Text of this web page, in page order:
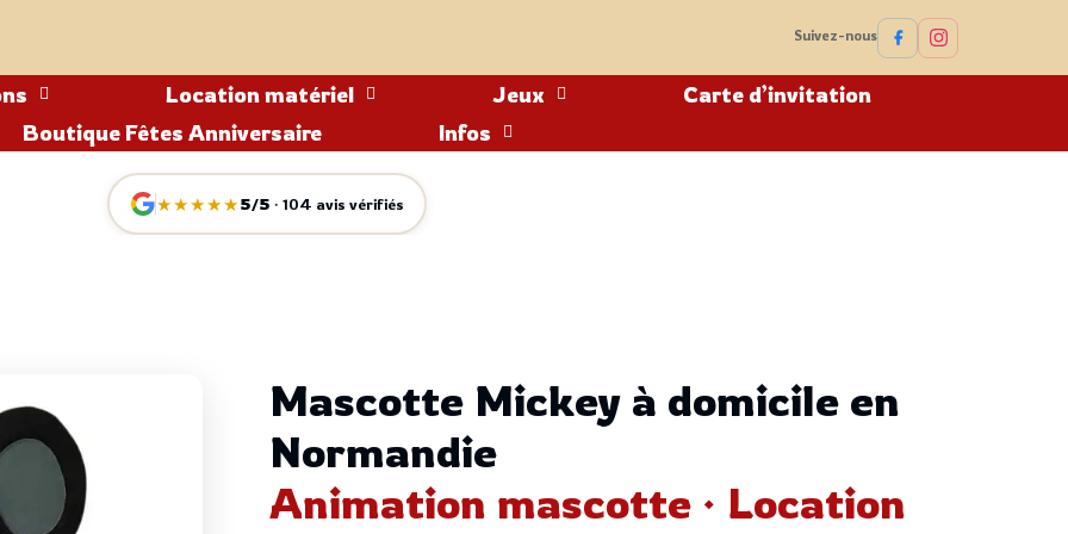
Suivez-nous
Location matériel Jeux
Carte d’invitation
Boutique Fêtes Anniversaire
Infos
★★★★★5/5 · 104 avis vérifiés
Mascotte Mickey à domicile en
Normandie
Animation mascotte · Location